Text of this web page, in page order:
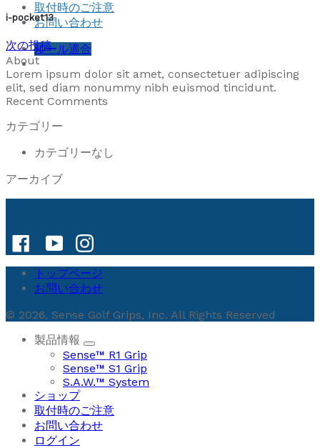
取付時のご注意
お問い合わせ
ルール適合
i-pocket13
次の投稿
About
Lorem ipsum dolor sit amet, consectetuer adipiscing
elit, sed diam nonummy nibh euismod tincidunt.
Recent Comments
カテゴリー
カテゴリーなし
アーカイブ
トップページ
お問い合わせ
© 2026, Sense Golf Grips, Inc. All Rights Reserved
製品情報
Sense™ R1 Grip
Sense™ S1 Grip
S.A.W.™ System
ショップ
取付時のご注意
お問い合わせ
ログイン